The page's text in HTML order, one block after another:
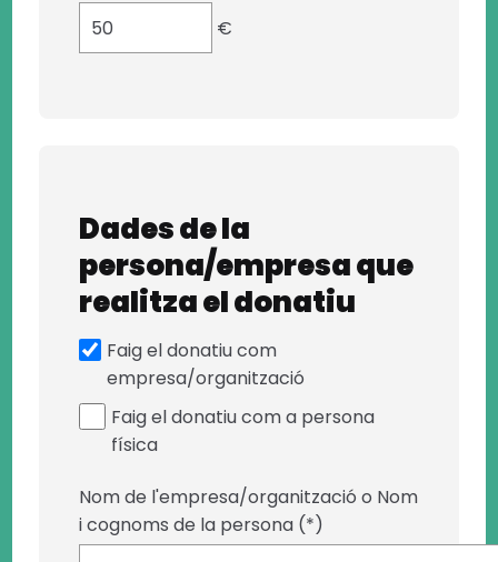
€
Dades de la
persona/empresa que
realitza el donatiu
Faig el donatiu com
empresa/organització
Faig el donatiu com a persona
física
Nom de l'empresa/organització o Nom
i cognoms de la persona (*)